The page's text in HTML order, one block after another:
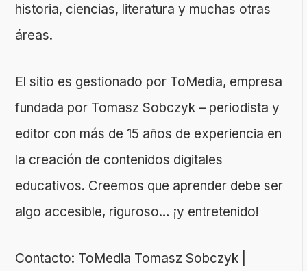
historia, ciencias, literatura y muchas otras
áreas.
El sitio es gestionado por ToMedia, empresa
fundada por Tomasz Sobczyk – periodista y
editor con más de 15 años de experiencia en
la creación de contenidos digitales
educativos. Creemos que aprender debe ser
algo accesible, riguroso… ¡y entretenido!
Contacto: ToMedia Tomasz Sobczyk |